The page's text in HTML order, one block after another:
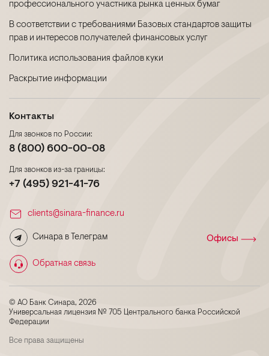
© АО Банк Синара, 2026
Универсальная лицензия № 705 Центрального банка Российской
Федерации
Все права защищены
профессионального участника рынка ценных бумаг
В соответствии с требованиями Базовых стандартов защиты
прав и интересов получателей финансовых услуг
Политика использования файлов куки
Раскрытие информации
Контакты
clients@sinara-finance.ru
Синара в Телеграм
Обратная связь
Для звонков по России:
8 (800) 600-00-08
Для звонков из-за границы:
+7 (495) 921-41-76
Офисы